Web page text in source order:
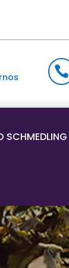

SCHMEDLING